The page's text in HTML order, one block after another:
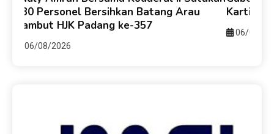
330 Personel Bersihkan Batang Arau
Sambut HJK Padang ke-357
06/08/2026
Kartika
06/08/